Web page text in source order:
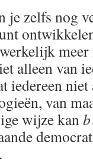
je zelfs nog
alleen van
iedereen
van
wijze kan